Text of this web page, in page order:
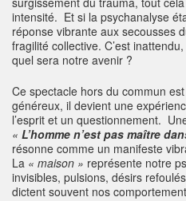
intensité. Et si la psychanalyse
réponse vibrante aux secousses
fragilité collective. C’est
quel sera notre avenir ?
Ce spectacle hors du commun
généreux, il devient une
l’esprit et un questionnement.
« L’homme n’est pas maître
résonne comme un manifeste
La « maison » représente notre
invisibles, pulsions, désirs
dictent souvent nos